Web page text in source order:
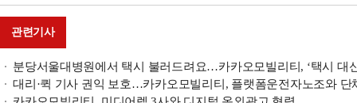
관련기사
분당서울대병원에서 택시 불러드려요…카카오모빌리티, ‘택시 대
대리·퀵 기사 권익 보호…카카오모빌리티, 플랫폼운전자노조와 단